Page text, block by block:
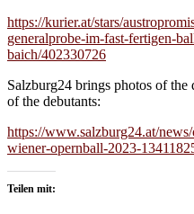
https://kurier.at/stars/
generalprobe-im-fast-fertigen-
baich/402330726
Salzburg24 brings photos of the
of the debutants:
https://www.salzburg24.at/
wiener-opernball-2023-
Teilen mit: